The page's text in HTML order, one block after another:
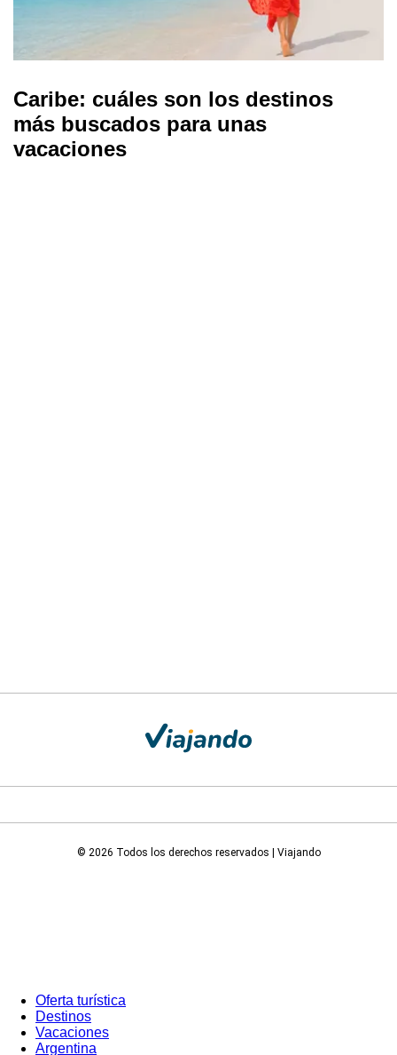
Caribe: cuáles son los destinos
más buscados para unas
vacaciones
© 2026 Todos los derechos reservados | Viajando
Oferta turística
Destinos
Vacaciones
Argentina